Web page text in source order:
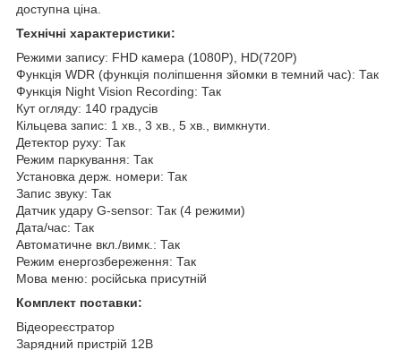
доступна ціна.
Технічні характеристики:
Режими запису: FHD камера (1080P), HD(720P)
Функція WDR (функція поліпшення зйомки в темний час): Так
Функція Night Vision Recording: Так
Кут огляду: 140 градусів
Кільцева запис: 1 хв., 3 хв., 5 хв., вимкнути.
Детектор руху: Так
Режим паркування: Так
Установка держ. номери: Так
Запис звуку: Так
Датчик удару G-sensor: Так (4 режими)
Дата/час: Так
Автоматичне вкл./вимк.: Так
Режим енергозбереження: Так
Мова меню: російська присутній
Комплект поставки:
Відеореєстратор
Зарядний пристрій 12В